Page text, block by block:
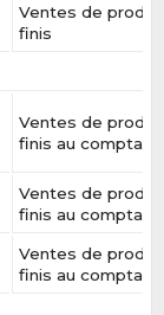
Ventes de
finis
Ventes de
finis au comptant
Ventes de
finis au comptant
Ventes de
finis au comptant